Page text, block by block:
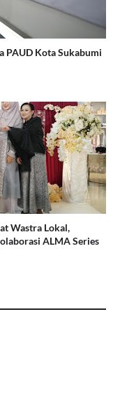
PAUD Kota Sukabumi
Wastra Lokal,
ALMA Series